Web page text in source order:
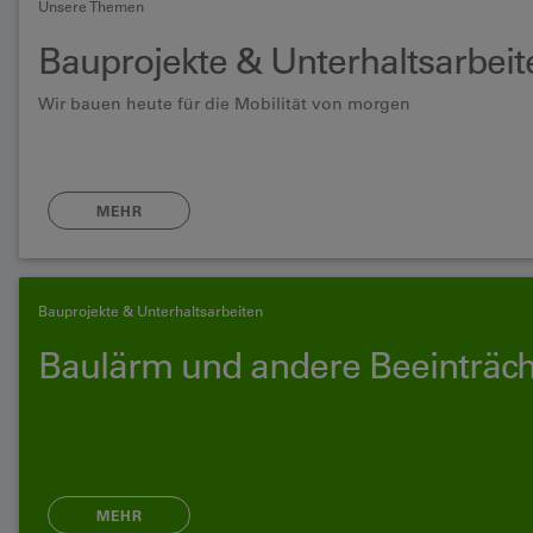
Unsere Themen
Bauprojekte &
Wir bauen heute für die Mobilität von morgen
MEHR
Bauprojekte & Unterhaltsarbeiten
Baulärm und andere
MEHR